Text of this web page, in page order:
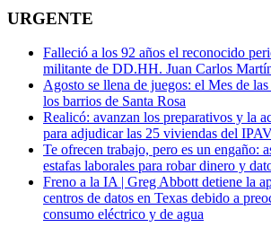
URGENTE
Falleció a los 92 años el reconocido
militante de DD.HH. Juan Carlos
Agosto se llena de juegos: el Mes de
los barrios de Santa Rosa
Realicó: avanzan los preparativos y la
para adjudicar las 25 viviendas del
Te ofrecen trabajo, pero es un engaño:
estafas laborales para robar dinero y
Freno a la IA | Greg Abbott detiene la
centros de datos en Texas debido a
consumo eléctrico y de agua